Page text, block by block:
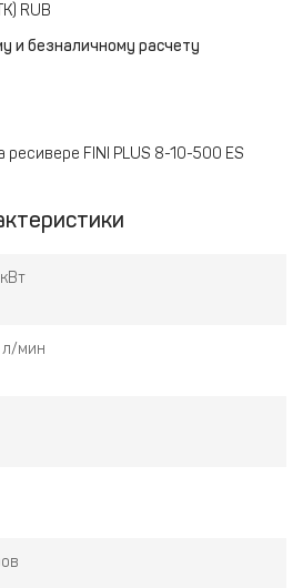
RUB
и безналичному расчету
ресивере FINI PLUS 8-10-500 ES
л/мин